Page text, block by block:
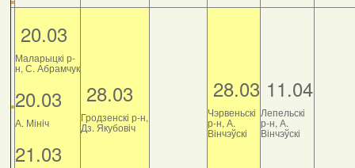
20.03
Маларыцкі р-
н, С. Абрамчук
20.03
А. Мініч
21.03
28.03
Гродзенскі р-н,
Дз. Якубовіч
28.03
Чэрвеньскі
р-н, А.
Вінчэўскі
11.04
Лепельскі
р-н, А.
Вінчэўскі